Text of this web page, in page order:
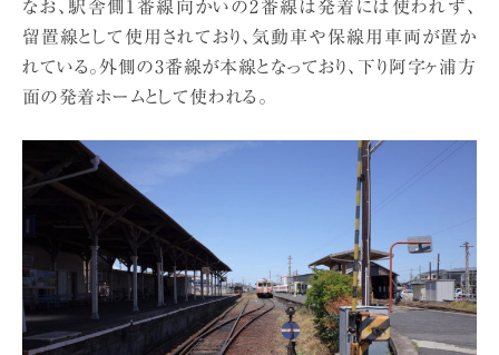
なお、駅舎側1番線向かいの2番線は発着には使われず、
留置線として使用されており、気動車や保線用車両が置か
れている。外側の3番線が本線となっており、下り阿字ヶ浦方
面の発着ホームとして使われる。